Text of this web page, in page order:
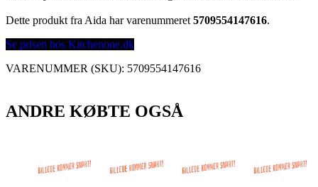
Dette produkt fra Aida har varenummeret 5709554147616.
Se prisen hos Kitchenone.dk
VARENUMMER (SKU): 5709554147616
ANDRE KØBTE OGSÅ